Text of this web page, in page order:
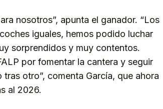
nosotros”, apunta el ganador. “Los
iguales, hemos podido luchar
sorprendidos y muy contentos.
por fomentar la cantera y seguir
otro”, comenta García, que ahora
al 2026.